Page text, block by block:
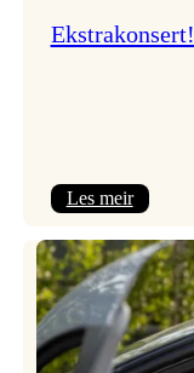
Ekstrakonsert!
Les meir: